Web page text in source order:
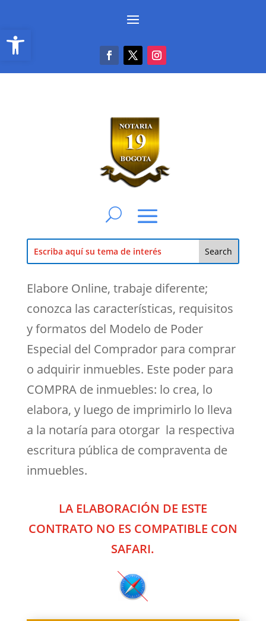
Abrir barra de herramientas
Elabore Online, trabaje diferente;
conozca las características, requisitos
y formatos del Modelo de Poder
Especial del Comprador para comprar
o adquirir inmuebles. Este poder para
COMPRA de inmuebles: lo crea, lo
elabora, y luego de imprimirlo lo lleva
a la notaría para otorgar la respectiva
escritura pública de compraventa de
inmuebles.
LA ELABORACIÓN DE ESTE
CONTRATO NO ES COMPATIBLE CON
SAFARI.